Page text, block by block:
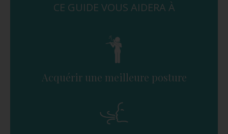
CE GUIDE VOUS AIDERA À
Acquérir une meilleure posture